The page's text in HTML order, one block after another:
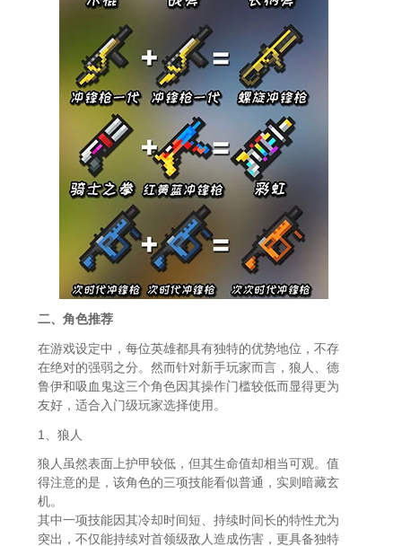
二、角色推荐
在游戏设定中，每位英雄都具有独特的优势地位，不存
在绝对的强弱之分。然而针对新手玩家而言，狼人、德
鲁伊和吸血鬼这三个角色因其操作门槛较低而显得更为
友好，适合入门级玩家选择使用。
1、狼人
狼人虽然表面上护甲较低，但其生命值却相当可观。值
得注意的是，该角色的三项技能看似普通，实则暗藏玄
机。
其中一项技能因其冷却时间短、持续时间长的特性尤为
突出，不仅能持续对首领级敌人造成伤害，更具备独特